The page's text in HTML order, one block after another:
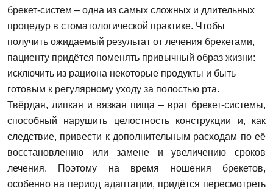
брекет-систем – одна из самых сложных и длительных
процедур в стоматологической практике. Чтобы
получить ожидаемый результат от лечения брекетами,
пациенту придётся поменять привычный образ жизни:
исключить из рациона некоторые продукты и быть
готовым к регулярному уходу за полостью рта.
Твёрдая, липкая и вязкая пища – враг брекет-системы,
способный нарушить целостность конструкции и, как
следствие, привести к дополнительным расходам по её
восстановлению или замене и увеличению сроков
лечения. Поэтому на время ношения брекетов,
особенно на период адаптации, придётся пересмотреть